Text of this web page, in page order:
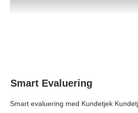
Smart Evaluering
Smart evaluering med Kundetjek